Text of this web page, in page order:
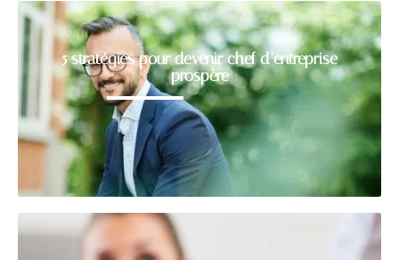
5 stratégies pour devenir chef d’entreprise
prospère